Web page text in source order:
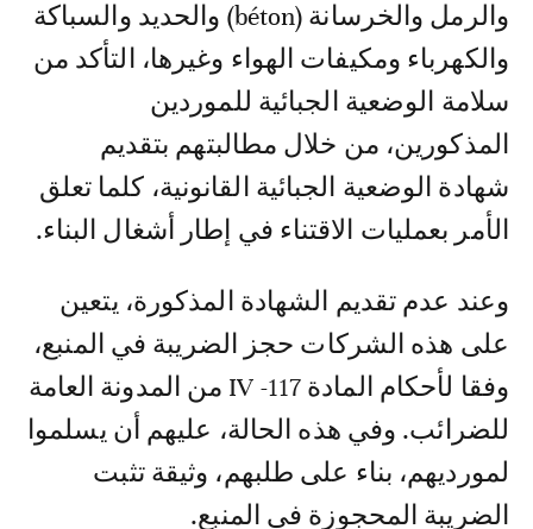
والرمل والخرسانة (béton) والحديد والسباكة
والكهرباء ومكيفات الهواء وغيرها، التأكد من
سلامة الوضعية الجبائية للموردين
المذكورين، من خلال مطالبتهم بتقديم
شهادة الوضعية الجبائية القانونية، كلما تعلق
الأمر بعمليات الاقتناء في إطار أشغال البناء.
وعند عدم تقديم الشهادة المذكورة، يتعين
على هذه الشركات حجز الضريبة في المنبع،
وفقا لأحكام المادة 117- IV من المدونة العامة
للضرائب. وفي هذه الحالة، عليهم أن يسلموا
لمورديهم، بناء على طلبهم، وثيقة تثبت
الضريبة المحجوزة في المنبع.